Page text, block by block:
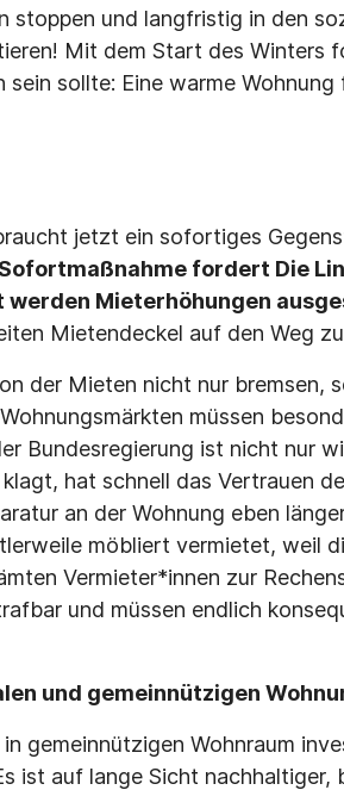
stoppen und langfristig in den
Mit dem Start des Winters
sollte: Eine warme Wohnung
jetzt ein sofortiges
fordert Die
werden Mieterhöhungen
Mietendeckel auf den Weg
der Mieten nicht nur bremsen,
müssen
Bundesregierung ist nicht nur
hat schnell das Vertrauen
an der Wohnung eben
möbliert vermietet, weil
Vermieter*innen zur
und müssen endlich
und gemeinnützigen
gemeinnützigen Wohnraum
ist auf lange Sicht nachhaltiger,